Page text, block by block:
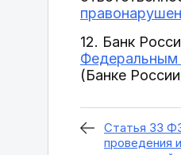
12. Банк
Федеральным
(Банке
Статья 33
проведения